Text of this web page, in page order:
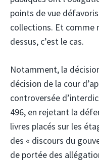
points de vue
collections. Et comme
dessus, c’est le cas.
Notamment, la
décision de la cour
controversée
496, en rejetant la
livres placés sur les
des « discours du
de portée des